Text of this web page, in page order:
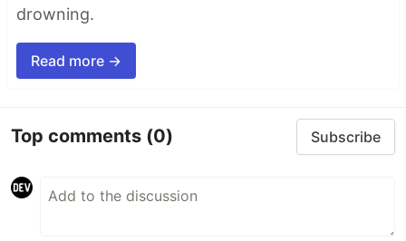
drowning.
Read more →
Top comments (0) Subscribe